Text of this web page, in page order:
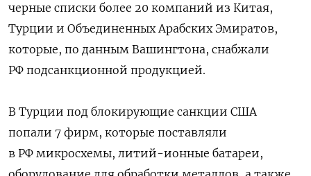
черные списки более 20 компаний из Китая,
Турции и Объединенных Арабских Эмиратов,
которые, по данным Вашингтона, снабжали
РФ подсанкционной продукцией.
В Турции под блокирующие санкции США
попали 7 фирм, которые поставляли
в РФ микросхемы, литий-ионные батареи,